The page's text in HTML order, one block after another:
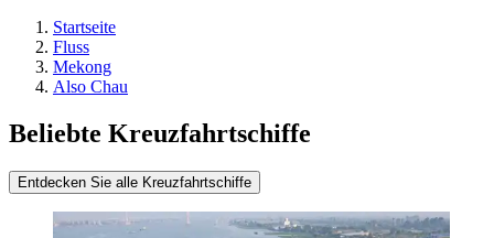
Startseite
Fluss
Mekong
Also Chau
Beliebte Kreuzfahrtschiffe
Entdecken Sie alle Kreuzfahrtschiffe